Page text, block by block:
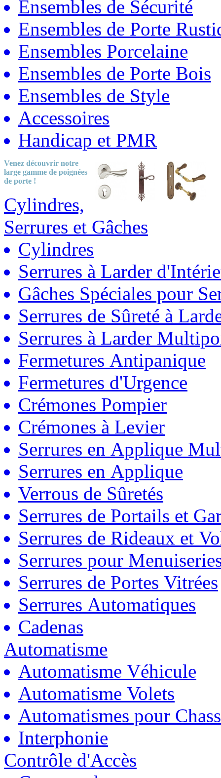
Ensembles de Sécurité
Ensembles de Porte
Ensembles Porcelaine
Ensembles de Porte Bois
Ensembles de Style
Accessoires
Handicap et PMR
Venez découvrir notre
large gamme de poignées
de porte !
Cylindres,
Serrures et Gâches
Cylindres
Serrures à Larder
Gâches Spéciales pour
Serrures de Sûreté à
Serrures à Larder
Fermetures Antipanique
Fermetures d'Urgence
Crémones Pompier
Crémones à Levier
Serrures en Applique
Serrures en Applique
Verrous de Sûretés
Serrures de Portails et
Serrures de Rideaux et
Serrures pour
Serrures de Portes Vitrées
Serrures Automatiques
Cadenas
Automatisme
Automatisme Véhicule
Automatisme Volets
Automatismes pour
Interphonie
Contrôle d'Accès